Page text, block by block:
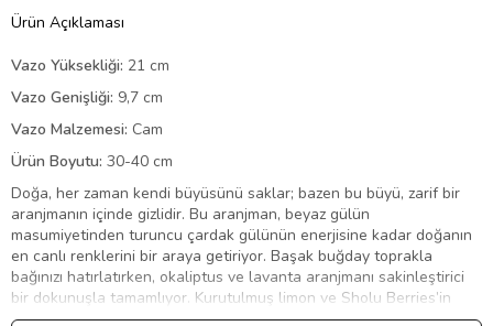
Ürün Açıklaması
Vazo Yüksekliği: 21 cm
Vazo Genişliği: 9,7 cm
Vazo Malzemesi: Cam
Ürün Boyutu: 30-40 cm
Doğa, her zaman kendi büyüsünü saklar; bazen bu büyü, zarif bir
aranjmanın içinde gizlidir. Bu aranjman, beyaz gülün
masumiyetinden turuncu çardak gülünün enerjisine kadar doğanın
en canlı renklerini bir araya getiriyor. Başak buğday toprakla
bağınızı hatırlatırken, okaliptus ve lavanta aranjmanı sakinleştirici
bir dokunuşla tamamlıyor. Kurutulmuş limon ve Sholu Berries’in
doğal yapıları taze bir dokunuş eklerken, sarı luna ve solucan otu